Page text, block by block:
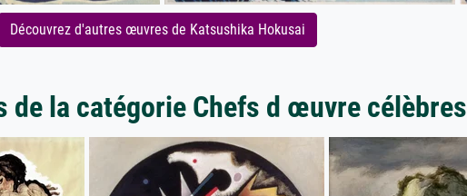
Découvrez d'autres œuvres de Katsushika Hokusai
de la catégorie Chefs d œuvre célèbres